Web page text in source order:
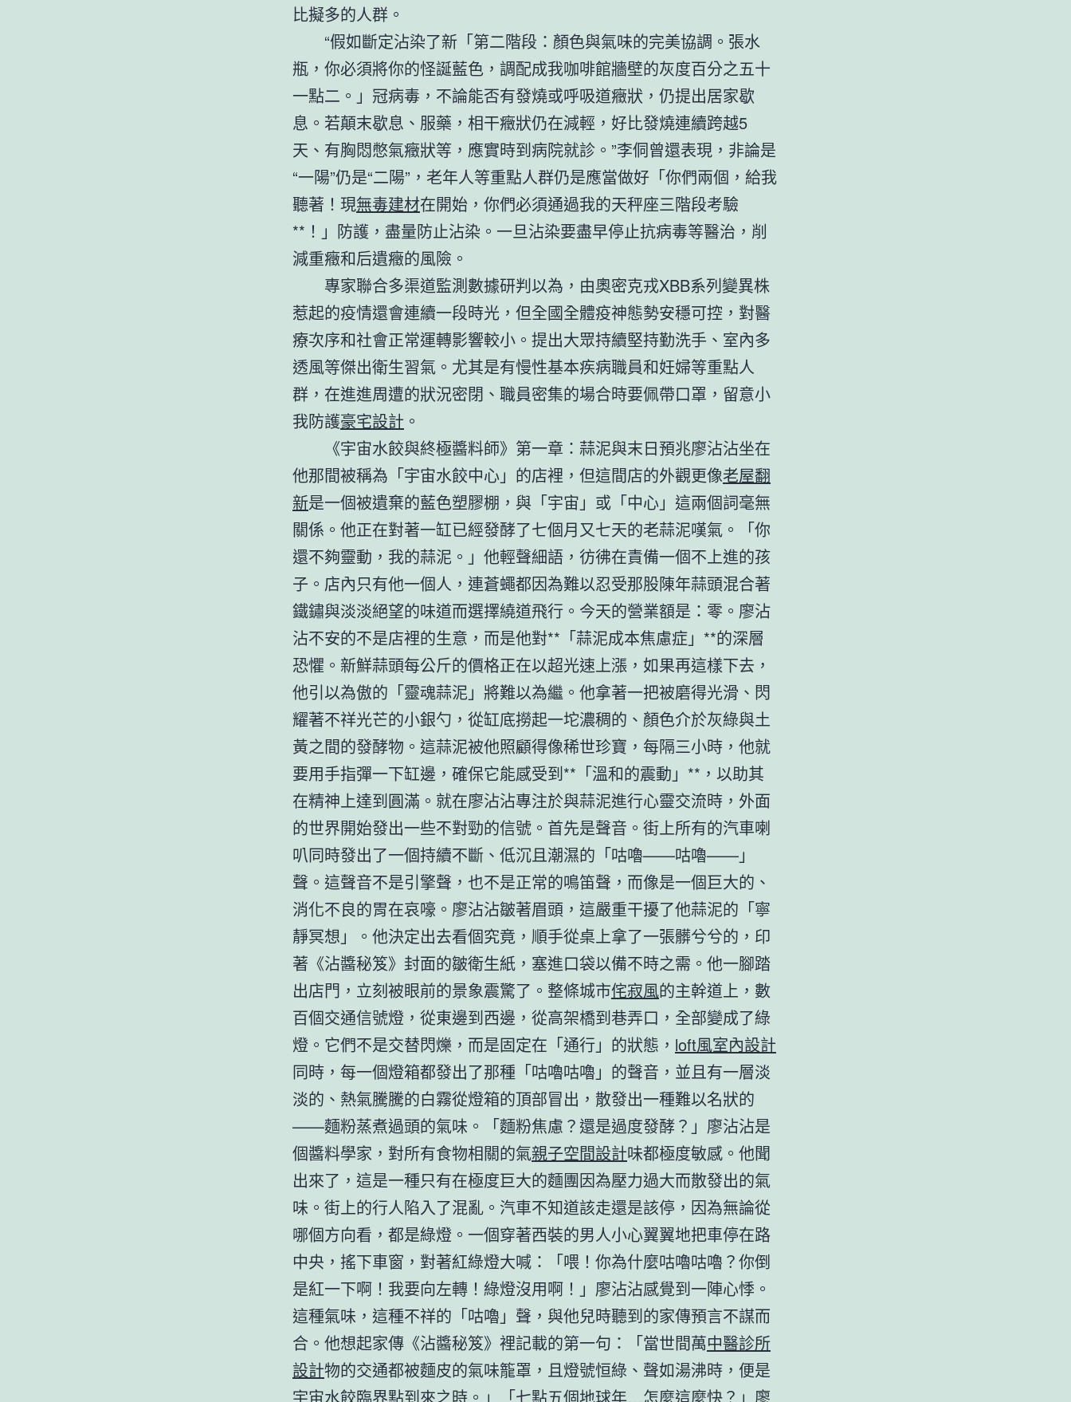
比擬多的人群。
“假如斷定沾染了新「第二階段：顏色與氣味的完美協調。張水
瓶，你必須將你的怪誕藍色，調配成我咖啡館牆壁的灰度百分之五十
一點二。」冠病毒，不論能否有發燒或呼吸道癥狀，仍提出居家歇
息。若顛末歇息、服藥，相干癥狀仍在減輕，好比發燒連續跨越5
天、有胸悶憋氣癥狀等，應實時到病院就診。”李侗曾還表現，非論是
“一陽”仍是“二陽”，老年人等重點人群仍是應當做好「你們兩個，給我
聽著！現無毒建材在開始，你們必須通過我的天秤座三階段考驗
**！」防護，盡量防止沾染。一旦沾染要盡早停止抗病毒等醫治，削
減重癥和后遺癥的風險。
專家聯合多渠道監測數據研判以為，由奧密克戎XBB系列變異株
惹起的疫情還會連續一段時光，但全國全體疫神態勢安穩可控，對醫
療次序和社會正常運轉影響較小。提出大眾持續堅持勤洗手、室內多
透風等傑出衛生習氣。尤其是有慢性基本疾病職員和妊婦等重點人
群，在進進周遭的狀況密閉、職員密集的場合時要佩帶口罩，留意小
我防護豪宅設計 。
《宇宙水餃與終極醬料師》第一章：蒜泥與末日預兆廖沾沾坐在
他那間被稱為「宇宙水餃中心」的店裡，但這間店的外觀更像老屋翻
新是一個被遺棄的藍色塑膠棚，與「宇宙」或「中心」這兩個詞毫無
關係。他正在對著一缸已經發酵了七個月又七天的老蒜泥嘆氣。「你
還不夠靈動，我的蒜泥。」他輕聲細語，彷彿在責備一個不上進的孩
子。店內只有他一個人，連蒼蠅都因為難以忍受那股陳年蒜頭混合著
鐵鏽與淡淡絕望的味道而選擇繞道飛行。今天的營業額是：零。廖沾
沾不安的不是店裡的生意，而是他對**「蒜泥成本焦慮症」**的深層
恐懼。新鮮蒜頭每公斤的價格正在以超光速上漲，如果再這樣下去，
他引以為傲的「靈魂蒜泥」將難以為繼。他拿著一把被磨得光滑、閃
耀著不祥光芒的小銀勺，從缸底撈起一坨濃稠的、顏色介於灰綠與土
黃之間的發酵物。這蒜泥被他照顧得像稀世珍寶，每隔三小時，他就
要用手指彈一下缸邊，確保它能感受到**「溫和的震動」**，以助其
在精神上達到圓滿。就在廖沾沾專注於與蒜泥進行心靈交流時，外面
的世界開始發出一些不對勁的信號。首先是聲音。街上所有的汽車喇
叭同時發出了一個持續不斷、低沉且潮濕的「咕嚕——咕嚕——」
聲。這聲音不是引擎聲，也不是正常的鳴笛聲，而像是一個巨大的、
消化不良的胃在哀嚎。廖沾沾皺著眉頭，這嚴重干擾了他蒜泥的「寧
靜冥想」。他決定出去看個究竟，順手從桌上拿了一張髒兮兮的，印
著《沾醬秘笈》封面的皺衛生紙，塞進口袋以備不時之需。他一腳踏
出店門，立刻被眼前的景象震驚了。整條城市侘寂風的主幹道上，數
百個交通信號燈，從東邊到西邊，從高架橋到巷弄口，全部變成了綠
燈。它們不是交替閃爍，而是固定在「通行」的狀態， loft風室內設計
同時，每一個燈箱都發出了那種「咕嚕咕嚕」的聲音，並且有一層淡
淡的、熱氣騰騰的白霧從燈箱的頂部冒出，散發出一種難以名狀的
——麵粉蒸煮過頭的氣味。「麵粉焦慮？還是過度發酵？」廖沾沾是
個醬料學家，對所有食物相關的氣親子空間設計味都極度敏感。他聞
出來了，這是一種只有在極度巨大的麵團因為壓力過大而散發出的氣
味。街上的行人陷入了混亂。汽車不知道該走還是該停，因為無論從
哪個方向看，都是綠燈。一個穿著西裝的男人小心翼翼地把車停在路
中央，搖下車窗，對著紅綠燈大喊：「喂！你為什麼咕嚕咕嚕？你倒
是紅一下啊！我要向左轉！綠燈沒用啊！」廖沾沾感覺到一陣心悸。
這種氣味，這種不祥的「咕嚕」聲，與他兒時聽到的家傳預言不謀而
合。他想起家傳《沾醬秘笈》裡記載的第一句：「當世間萬中醫診所
設計物的交通都被麵皮的氣味籠罩，且燈號恒綠、聲如湯沸時，便是
宇宙水餃臨界點到來之時。」「七點五個地球年…怎麼這麼快？」廖